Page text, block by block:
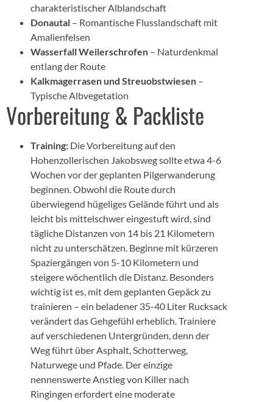
charakteristischer Alblandschaft
Donautal – Romantische Flusslandschaft mit
Amalienfelsen
Wasserfall Weilerschrofen – Naturdenkmal
entlang der Route
Kalkmagerrasen und Streuobstwiesen –
Typische Albvegetation
Vorbereitung & Packliste
Training: Die Vorbereitung auf den
Hohenzollerischen Jakobsweg sollte etwa 4-6
Wochen vor der geplanten Pilgerwanderung
beginnen. Obwohl die Route durch
überwiegend hügeliges Gelände führt und als
leicht bis mittelschwer eingestuft wird, sind
tägliche Distanzen von 14 bis 21 Kilometern
nicht zu unterschätzen. Beginne mit kürzeren
Spaziergängen von 5-10 Kilometern und
steigere wöchentlich die Distanz. Besonders
wichtig ist es, mit dem geplanten Gepäck zu
trainieren – ein beladener 35-40 Liter Rucksack
verändert das Gehgefühl erheblich. Trainiere
auf verschiedenen Untergründen, denn der
Weg führt über Asphalt, Schotterweg,
Naturwege und Pfade. Der einzige
nennenswerte Anstieg von Killer nach
Ringingen erfordert eine moderate